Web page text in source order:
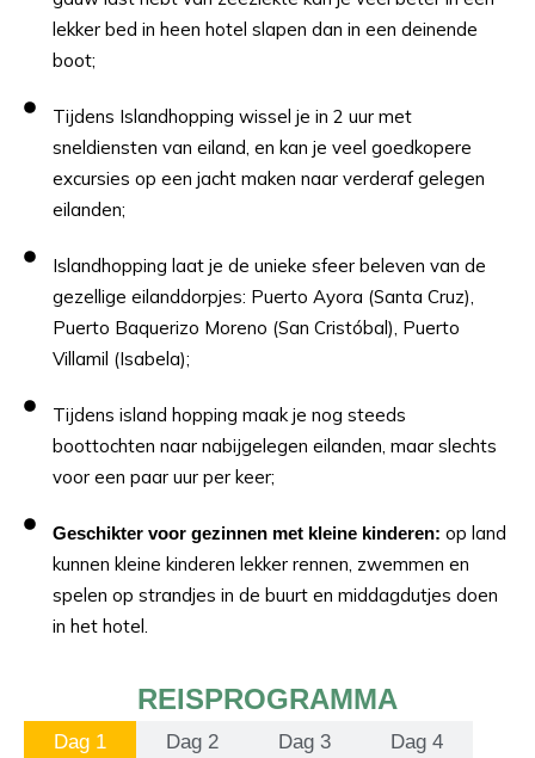
lekker bed in heen hotel slapen dan in een deinende
boot;
Tijdens Islandhopping wissel je in 2 uur met
sneldiensten van eiland, en kan je veel goedkopere
excursies op een jacht maken naar verderaf gelegen
eilanden;
Islandhopping laat je de unieke sfeer beleven van de
gezellige eilanddorpjes: Puerto Ayora (Santa Cruz),
Puerto Baquerizo Moreno (San Cristóbal), Puerto
Villamil (Isabela);
Tijdens island hopping maak je nog steeds
boottochten naar nabijgelegen eilanden, maar slechts
voor een paar uur per keer;
Geschikter voor gezinnen met kleine kinderen: op land
kunnen kleine kinderen lekker rennen, zwemmen en
spelen op strandjes in de buurt en middagdutjes doen
in het hotel.
REISPROGRAMMA
Dag 1 Dag 2 Dag 3
Dag 4